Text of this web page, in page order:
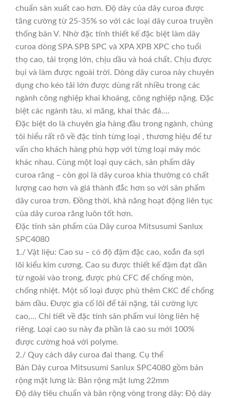
chuẩn sản xuất cao hơn. Độ dày của dây curoa được
tăng cường từ 25-35% so với các loại dây curoa truyền
thống bản V. Nhờ đặc tính thiết kế đặc biệt làm dây
curoa dòng SPA SPB SPC và XPA XPB XPC cho tuổi
thọ cao, tải trọng lớn, chịu dầu và hoá chất. Chịu được
bụi và làm được ngoài trời. Dòng dây curoa này chuyên
dụng cho kéo tải lớn được dùng rất nhiều trong các
ngành công nghiệp khai khoáng, công nghiệp nặng. Đặc
biệt các ngành tàu, xi măng, khai thác đá….
Đặc biệt do là chuyên gia hàng đầu trong ngành, chúng
tôi hiểu rất rõ về đặc tính từng loại , thương hiệu để tư
vấn cho khách hàng phù hợp với từng loại máy móc
khác nhau. Cùng một loại quy cách, sản phẩm dây
curoa răng – còn gọi là dây curoa khía thường có chất
lượng cao hơn và giá thành đắc hơn so với sản phẩm
dây curoa trơn. Đồng thời, khả năng hoạt động liên tục
của dây curoa răng luôn tốt hơn.
Đặc tính sản phẩm của Dây curoa Mitsusumi Sanlux
SPC4080
1./ Vật liệu: Cao su – có độ đậm đặc cao, xoắn đa sợi
lõi kiểu kim cương. Cao su được thiết kế đậm đạt dần
từ ngoài vào trong, được phủ CFC để chống mòn,
chống nhiệt. Một số loại được phủ thêm CKC để chống
bám dầu. Được gia cố lõi để tải nặng, tải cường lực
cao,… Chi tiết về đặc tính sản phẩm vui lòng liên hệ
riêng. Loại cao su này đa phần là cao su mới 100%
được cường hoá với polyme.
2./ Quy cách dây curoa đai thang. Cụ thể
Bản Dây curoa Mitsusumi Sanlux SPC4080 gồm bản
rộng mặt lưng là: Bản rộng mặt lưng 22mm
Độ dày tiêu chuẩn và bản rộng vòng trong dây: Độ dày